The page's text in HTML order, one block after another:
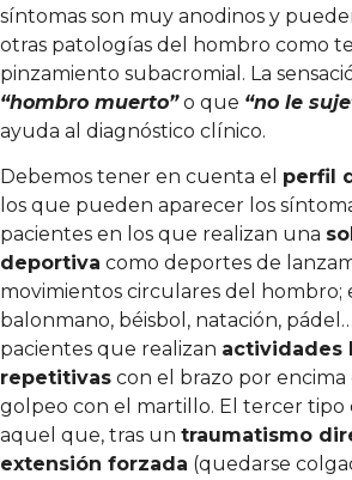
síntomas son muy anodinos y
otras patologías del hombro como
pinzamiento subacromial. La
“hombro muerto”o que “no le
ayuda al diagnóstico clínico.
Debemos tener en cuenta el perfil
los que pueden aparecer los
pacientes en los que realizan una
deportiva como deportes de
movimientos circulares del hombro;
balonmano, béisbol, natación,
pacientes que realizan actividades
repetitivas con el brazo por
golpeo con el martillo. El tercer tipo
aquel que, tras un traumatismo
extensión forzada (quedarse